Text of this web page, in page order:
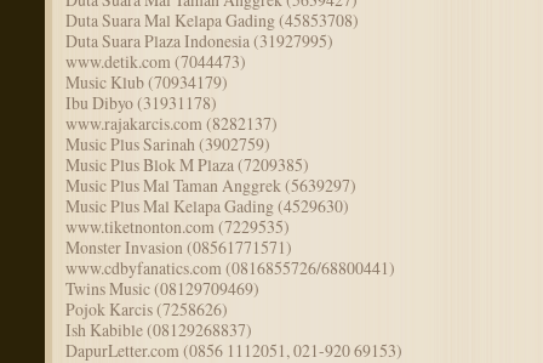
Duta Suara Mal Kelapa Gading (45853708)
Duta Suara Plaza Indonesia (31927995)
www.detik.com (7044473)
Music Klub (70934179)
Ibu Dibyo (31931178)
www.rajakarcis.com (8282137)
Music Plus Sarinah (3902759)
Music Plus Blok M Plaza (7209385)
Music Plus Mal Taman Anggrek (5639297)
Music Plus Mal Kelapa Gading (4529630)
www.tiketnonton.com (7229535)
Monster Invasion (08561771571)
www.cdbyfanatics.com (0816855726/68800441)
Twins Music (08129709469)
Pojok Karcis (7258626)
Ish Kabible (08129268837)
DapurLetter.com (0856 1112051, 021-920 69153)